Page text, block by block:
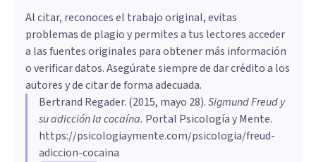
Al citar, reconoces el trabajo original, evitas
problemas de plagio y permites a tus lectores acceder
a las fuentes originales para obtener más información
o verificar datos. Asegúrate siempre de dar crédito a los
autores y de citar de forma adecuada.
Bertrand Regader. (2015, mayo 28).Sigmund Freud y
su adicción la cocaína. Portal Psicología y Mente.
https://psicologiaymente.com/psicologia/freud-
adiccion-cocaina